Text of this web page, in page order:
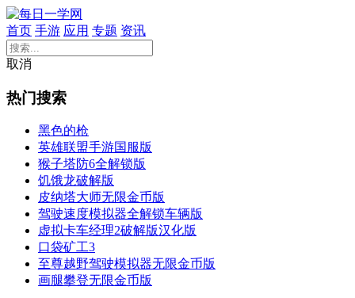
首页 手游 应用 专题 资讯
取消
热门搜索
黑色的枪
英雄联盟手游国服版
猴子塔防6全解锁版
饥饿龙破解版
皮纳塔大师无限金币版
驾驶速度模拟器全解锁车辆版
虚拟卡车经理2破解版汉化版
口袋矿工3
至尊越野驾驶模拟器无限金币版
画腿攀登无限金币版